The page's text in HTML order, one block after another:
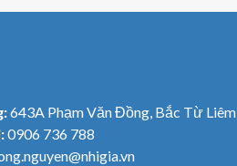
643A Phạm Văn Đồng, Bắc Từ Liêm
0906 736 788